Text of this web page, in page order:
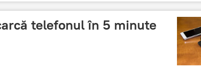
telefonul în 5 minute